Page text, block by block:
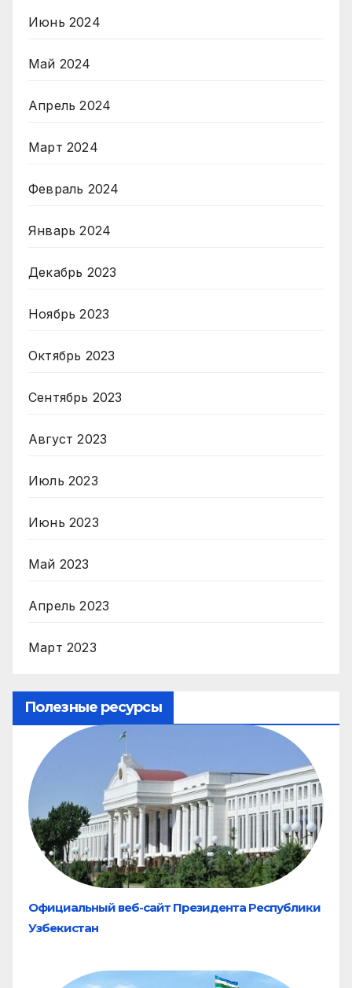
Июнь 2024
Май 2024
Апрель 2024
Март 2024
Февраль 2024
Январь 2024
Декабрь 2023
Ноябрь 2023
Октябрь 2023
Сентябрь 2023
Август 2023
Июль 2023
Июнь 2023
Май 2023
Апрель 2023
Март 2023
Полезные ресурсы
Официальный веб-сайт Президента Республики
Узбекистан